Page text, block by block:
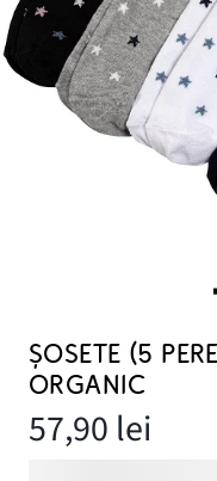
ȘOSETE (5
ORGANIC
57,90 lei